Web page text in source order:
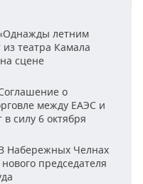
летним
из театра Камала
сцене
о
между ЕАЭС и
силу 6 октября
Набережных Челнах
председателя